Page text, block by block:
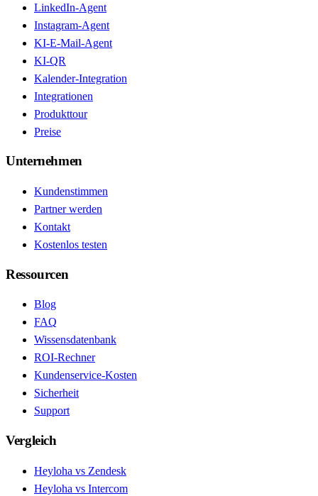
LinkedIn-Agent
Instagram-Agent
KI-E-Mail-Agent
KI-QR
Kalender-Integration
Integrationen
Produkttour
Preise
Unternehmen
Kundenstimmen
Partner werden
Kontakt
Kostenlos testen
Ressourcen
Blog
FAQ
Wissensdatenbank
ROI-Rechner
Kundenservice-Kosten
Sicherheit
Support
Vergleich
Heyloha vs Zendesk
Heyloha vs Intercom